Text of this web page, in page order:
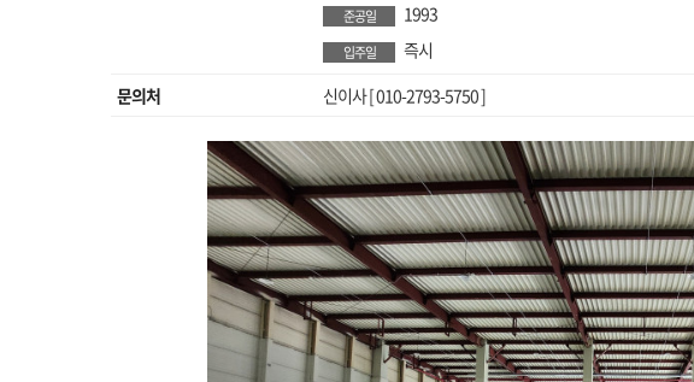
준공일 1993
입주일
즉시
문의처
신이사 [ 010-2793-5750 ]